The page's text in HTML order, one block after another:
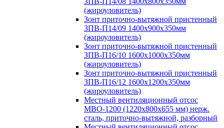
(жироуловитель)
Зонт приточно-вытяжной пристенный
ЗПВ-П14/09 1400х900х350мм
(жироуловитель)
Зонт приточно-вытяжной пристенный
ЗПВ-П16/10 1600х1000х350мм
(жироуловитель)
Зонт приточно-вытяжной пристенный
ЗПВ-П16/12 1600х1200х350мм
(жироуловитель)
Местный вентиляционный отсос
МВО-1200 (1220х800х655 мм) нерж.
сталь, приточно-вытяжной, разборный